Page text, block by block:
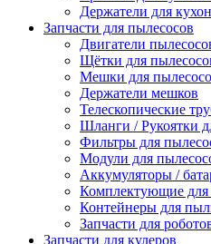
Держатели для
Запчасти для пылесосов
Двигатели
Щётки для
Мешки для
Держатели мешков
Телескопические
Шланги / Рукоятки
Фильтры для
Модули для
Аккумуляторы /
Комплектующие для
Контейнеры для
Запчасти для
Запчасти для кулеров